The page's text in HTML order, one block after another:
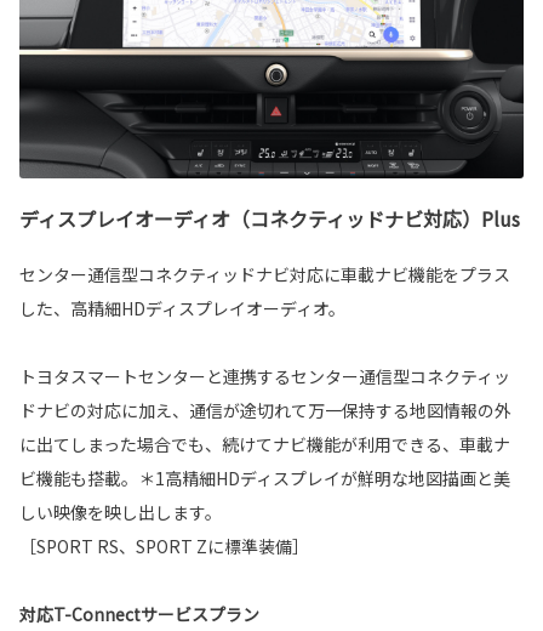
ディスプレイオーディオ（コネクティッドナビ対応）Plus
センター通信型コネクティッドナビ対応に車載ナビ機能をプラス
した、高精細HDディスプレイオーディオ。
トヨタスマートセンターと連携するセンター通信型コネクティッ
ドナビの対応に加え、通信が途切れて万一保持する地図情報の外
に出てしまった場合でも、続けてナビ機能が利用できる、車載ナ
ビ機能も搭載。＊1高精細HDディスプレイが鮮明な地図描画と美
しい映像を映し出します。
［SPORT RS、SPORT Zに標準装備］
対応T-Connectサービスプラン